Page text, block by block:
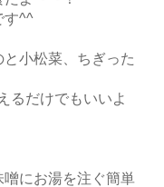
す^^
小松菜、ちぎった
るだけでもいいよ
にお湯を注ぐ簡単